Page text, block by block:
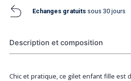
Echanges gratuits sous 30 jours
Description et composition
Chic et pratique, ce gilet enfant fille est